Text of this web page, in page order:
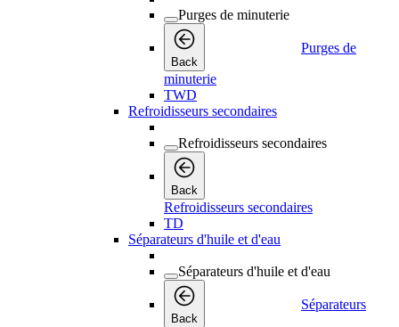
Purges de minuterie
Back
Purges de
minuterie
TWD
Refroidisseurs secondaires
Refroidisseurs secondaires
Back
Refroidisseurs secondaires
TD
Séparateurs d'huile et d'eau
Séparateurs d'huile et d'eau
Back
Séparateurs